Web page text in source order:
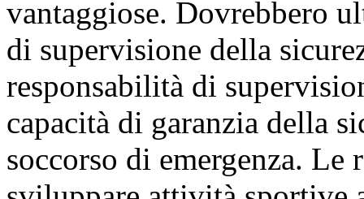
vantaggiose. Dovrebbero
di supervisione della
responsabilità di
capacità di garanzia della
soccorso di emergenza.